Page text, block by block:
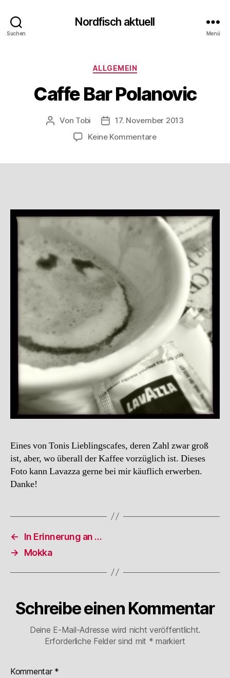
Suchen
Nordfisch aktuell
Menü
Kategorien
ALLGEMEIN
Caffe Bar Polanovic
Beitragsautor
Von Tobi Beitragsdatum
17. November 2013
Keine Kommentarezu
Eines von Tonis Lieblingscafes, deren Zahl zwar groß
ist, aber, wo überall der Kaffee vorzüglich ist. Dieses
Foto kann Lavazza gerne bei mir käuflich erwerben.
Danke!
←
In Erinnerung an …
→
Mokka
Schreibe einen Kommentar
Deine E-Mail-Adresse wird nicht veröffentlicht.
Erforderliche Felder sind mit * markiert
Kommentar *